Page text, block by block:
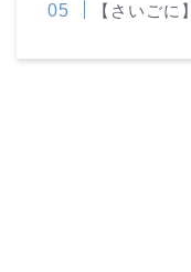
【さいごに】